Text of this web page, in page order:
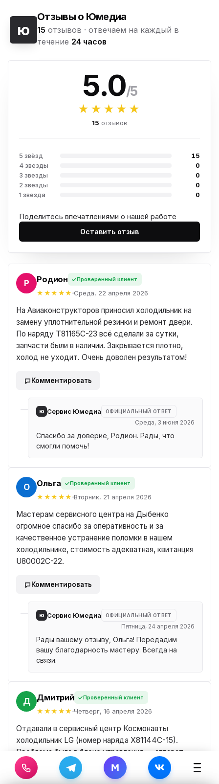
ю
Отзывы о Юмедиа
15 отзывов · отвечаем на каждый в
течение 24 часов
5.0/5
★★★★★
15 отзывов
5 звёзд
15
4 звезды
0
3 звезды
0
2 звезды
0
1 звезда
0
Поделитесь впечатлениями о нашей работе
Оставить отзыв
Родион Проверенный клиент
Среда, 22 апреля 2026
На Авиаконструкторов приносил холодильник на
замену уплотнительной резинки и ремонт двери.
По наряду T81165C-23 всё сделали за сутки,
запчасти были в наличии. Закрывается плотно,
Комментировать
ю Сервис Юмедиа ОФИЦИАЛЬНЫЙ ОТВЕТ
Среда, 3 июня 2026
Спасибо за доверие, Родион. Рады, что
смогли помочь!
Ольга Проверенный клиент
Вторник, 21 апреля 2026
Мастерам сервисного центра на Дыбенко
огромное спасибо за оперативность и за
качественное устранение поломки в нашем
холодильнике, стоимость адекватная, квитанция
U80002C-22.
Комментировать
ю Сервис Юмедиа ОФИЦИАЛЬНЫЙ ОТВЕТ
Пятница, 24 апреля 2026
Рады вашему отзыву, Ольга! Передадим
вашу благодарность мастеру. Всегда на
связи.
Дмитрий Проверенный клиент
Четверг, 16 апреля 2026
Отдавали в сервисный центр Космонавты
холодильник LG (номер наряда X81144C-15).
Проблема была в блоке управления — аппарат
постоянно пищал и выдавал ошибку. Починили
плату за два дня, запчасти были в наличии. Очень
M